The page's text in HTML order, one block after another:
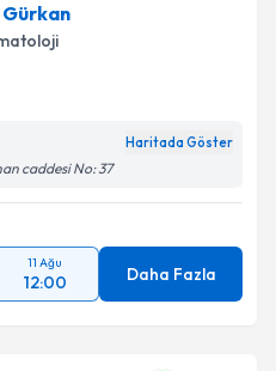
Gürkan
Haritada Göster
caddesi No: 37
11 Ağu
12:00 Daha Fazla